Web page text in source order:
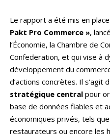
Le rapport a été mis en
Pakt Pro Commerce »,
l’Économie, la Chambre de
Confederation, et qui vise à
développement du
d’actions concrètes. Il s’agit
stratégique central pour
base de données fiables et
économiques privés, tels
restaurateurs ou encore les